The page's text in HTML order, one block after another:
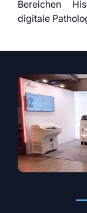
Bereichen
digitale